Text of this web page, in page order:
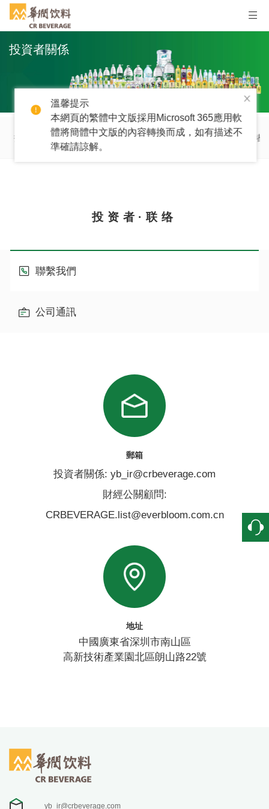
投資者關係
招股文件 企業管治 公告及通函 財務信息 股票信息 投資者
投资者·联络
聯繫我們
公司通訊
郵箱
投資者關係: yb_ir@crbeverage.com
財經公關顧問:
CRBEVERAGE.list@everbloom.com.cn
地址
中國廣東省深圳市南山區
高新技術產業園北區朗山路22號
yb_ir@crbeverage.com
溫馨提示
本網頁的繁體中文版採用Microsoft 365應用軟
體將簡體中文版的內容轉換而成，如有描述不
準確請諒解。